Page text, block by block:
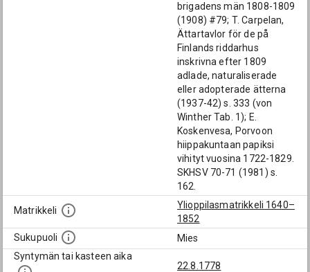
brigadens män 1808-1809
(1908) #79; T. Carpelan,
Ättartavlor för de på
Finlands riddarhus
inskrivna efter 1809
adlade, naturaliserade
eller adopterade ätterna
(1937-42) s. 333 (von
Winther Tab. 1); E.
Koskenvesa, Porvoon
hiippakuntaan papiksi
vihityt vuosina 1722-1829.
SKHSV 70-71 (1981) s.
162.
Matrikkeli
Ylioppilasmatrikkeli 1640–
1852
Sukupuoli
Mies
Syntymän tai kasteen aika
22.8.1778